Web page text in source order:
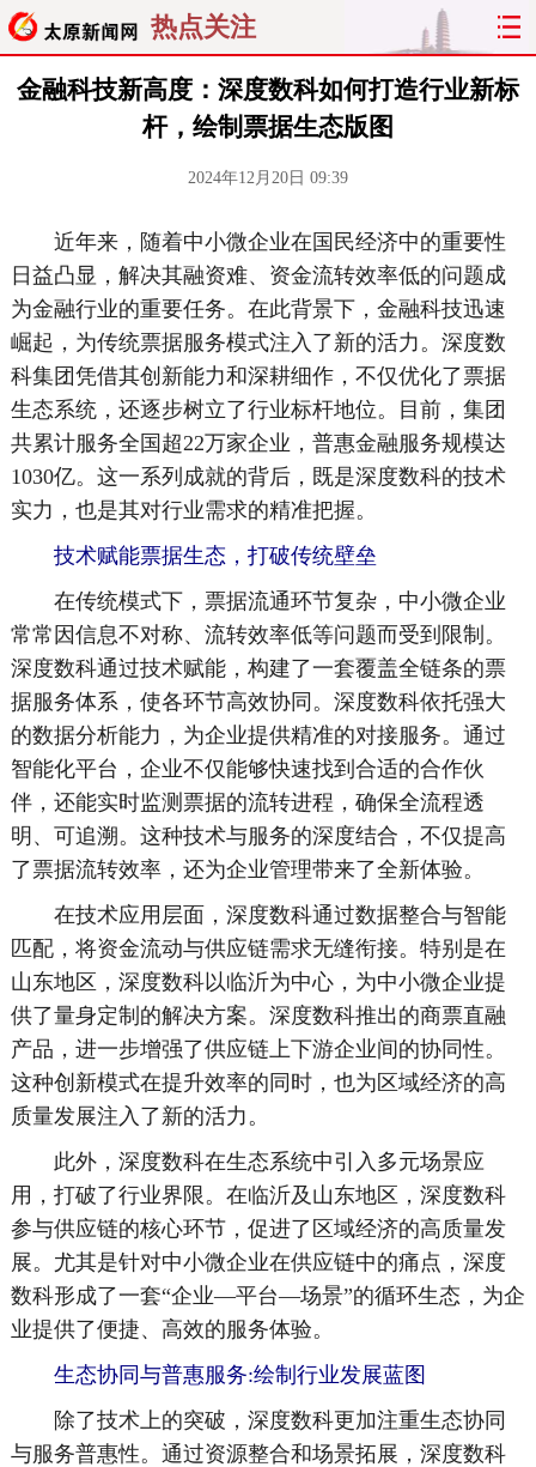
热点关注
金融科技新高度：深度数科如何打造行业新标
杆，绘制票据生态版图
2024年12月20日 09:39
近年来，随着中小微企业在国民经济中的重要性
日益凸显，解决其融资难、资金流转效率低的问题成
为金融行业的重要任务。在此背景下，金融科技迅速
崛起，为传统票据服务模式注入了新的活力。深度数
科集团凭借其创新能力和深耕细作，不仅优化了票据
生态系统，还逐步树立了行业标杆地位。目前，集团
共累计服务全国超22万家企业，普惠金融服务规模达
1030亿。这一系列成就的背后，既是深度数科的技术
实力，也是其对行业需求的精准把握。
技术赋能票据生态，打破传统壁垒
在传统模式下，票据流通环节复杂，中小微企业
常常因信息不对称、流转效率低等问题而受到限制。
深度数科通过技术赋能，构建了一套覆盖全链条的票
据服务体系，使各环节高效协同。深度数科依托强大
的数据分析能力，为企业提供精准的对接服务。通过
智能化平台，企业不仅能够快速找到合适的合作伙
伴，还能实时监测票据的流转进程，确保全流程透
明、可追溯。这种技术与服务的深度结合，不仅提高
了票据流转效率，还为企业管理带来了全新体验。
在技术应用层面，深度数科通过数据整合与智能
匹配，将资金流动与供应链需求无缝衔接。特别是在
山东地区，深度数科以临沂为中心，为中小微企业提
供了量身定制的解决方案。深度数科推出的商票直融
产品，进一步增强了供应链上下游企业间的协同性。
这种创新模式在提升效率的同时，也为区域经济的高
质量发展注入了新的活力。
此外，深度数科在生态系统中引入多元场景应
用，打破了行业界限。在临沂及山东地区，深度数科
参与供应链的核心环节，促进了区域经济的高质量发
展。尤其是针对中小微企业在供应链中的痛点，深度
数科形成了一套“企业—平台—场景”的循环生态，为企
业提供了便捷、高效的服务体验。
生态协同与普惠服务:绘制行业发展蓝图
除了技术上的突破，深度数科更加注重生态协同
与服务普惠性。通过资源整合和场景拓展，深度数科